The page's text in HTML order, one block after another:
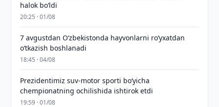
halok bo‘ldi
20:25 · 01/08
7 avgustdan O‘zbekistonda hayvonlarni ro‘yxatdan
o‘tkazish boshlanadi
18:45 · 04/08
Prezidentimiz suv-motor sporti bo‘yicha
chempionatning ochilishida ishtirok etdi
19:59 · 01/08